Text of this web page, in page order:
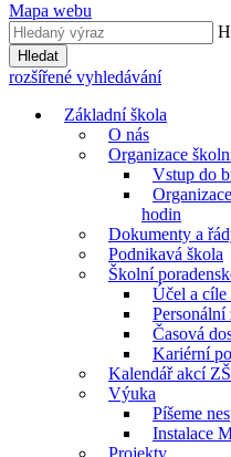
Mapa webu
Hledat
rozšířené vyhledávání
Základní škola
O nás
Organizace
Vstup do
hodin
Dokumenty a
Podnikavá škola
Školní
Účel a cíle
Personální
Časová
Kariérní
Kalendář akcí ZŠ
Výuka
Píšeme
Instalace
Projekty